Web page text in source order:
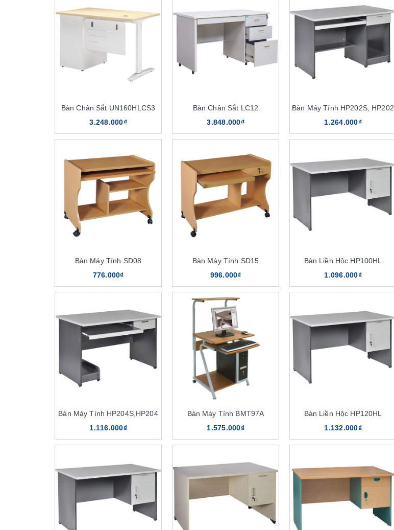
Bàn Chân Sắt UN160HLCS3
3.248.000₫
Bàn Chân Sắt LC12
3.848.000₫
Bàn Máy Tính HP202S, HP202
1.264.000₫
Bàn Máy Tính SD08
776.000₫
Bàn Máy Tính SD15
996.000₫
Bàn Liền Hộc HP100HL
1.096.000₫
Bàn Máy Tính HP204S,HP204
1.116.000₫
Bàn Máy Tính BMT97A
1.575.000₫
Bàn Liền Hộc HP120HL
1.132.000₫